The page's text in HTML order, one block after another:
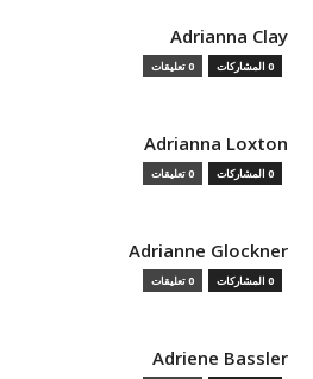
Adrianna Clay
0 المشاركات 0 تعليقات
Adrianna Loxton
0 المشاركات 0 تعليقات
Adrianne Glockner
0 المشاركات 0 تعليقات
Adriene Bassler